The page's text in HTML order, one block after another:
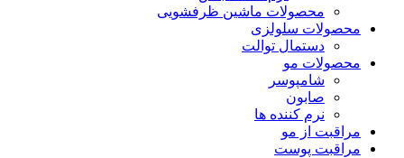
محصولات ماشین ظرفشویی
محصولات سلولزی
دستمال توالت
محصولات مو
شامپوسر
صابون
نرم کننده ها
مراقبت از مو
مراقبت پوست